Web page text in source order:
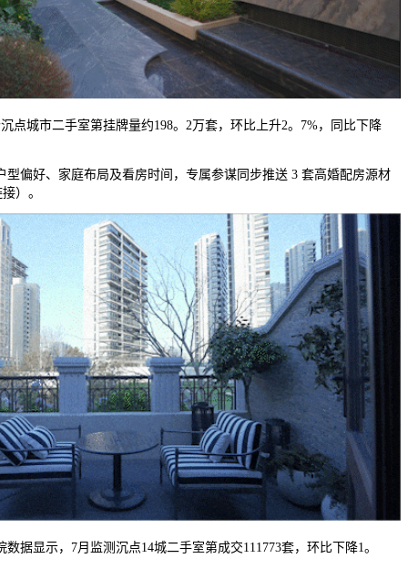
城市二手室第挂牌量约198。2万套，环比上升2。7%，同比下降
好、家庭布局及看房时间，专属参谋同步推送 3 套高婚配房源材
）。
显示，7月监测沉点14城二手室第成交111773套，环比下降1。